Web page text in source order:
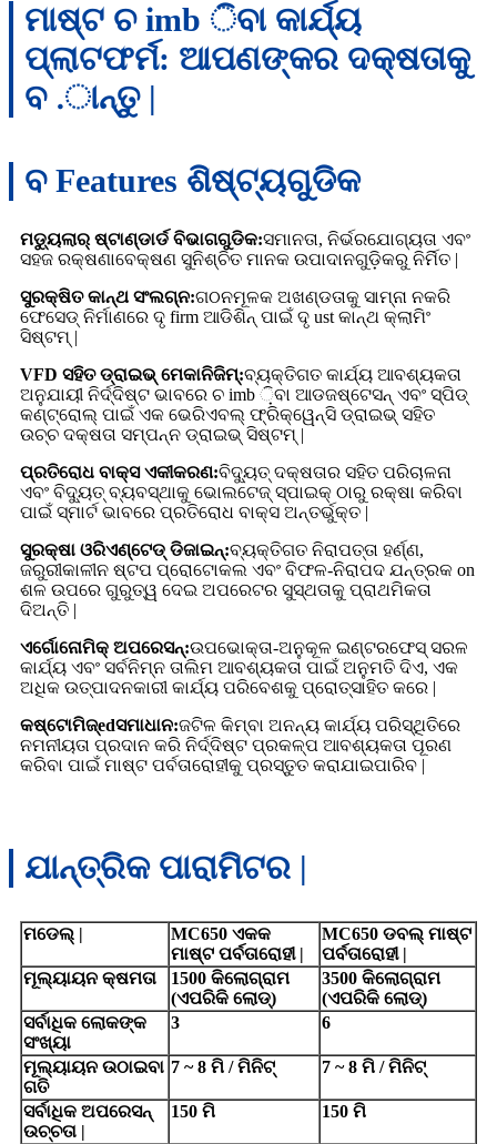
ମାଷ୍ଟ ଚ imb ିବା କାର୍ଯ୍ୟ
ପ୍ଲାଟଫର୍ମ: ଆପଣଙ୍କର ଦକ୍ଷତାକୁ
ବ .ାନ୍ତୁ |
ବ Features ଶିଷ୍ଟ୍ୟଗୁଡିକ
ମଡ୍ୟୁଲାର୍ ଷ୍ଟାଣ୍ଡାର୍ଡ ବିଭାଗଗୁଡିକ:ସମାନତା, ନିର୍ଭରଯୋଗ୍ୟତା ଏବଂ
ସହଜ ରକ୍ଷଣାବେକ୍ଷଣ ସୁନିଶ୍ଚିତ ମାନକ ଉପାଦାନଗୁଡ଼ିକରୁ ନିର୍ମିତ |
ସୁରକ୍ଷିତ କାନ୍ଥ ସଂଲଗ୍ନ:ଗଠନମୂଳକ ଅଖଣ୍ଡତାକୁ ସାମ୍ନା ନକରି
ଫେସେଡ୍ ନିର୍ମାଣରେ ଦୃ firm ଆଡିଶିନ୍ ପାଇଁ ଦୃ ust କାନ୍ଥ କ୍ଲାମିଂ
ସିଷ୍ଟମ୍ |
VFD ସହିତ ଡ୍ରାଇଭ୍ ମେକାନିଜିମ୍:ବ୍ୟକ୍ତିଗତ କାର୍ଯ୍ୟ ଆବଶ୍ୟକତା
ଅନୁଯାୟୀ ନିର୍ଦ୍ଦିଷ୍ଟ ଭାବରେ ଚ imb ଼ିବା ଆଡଜଷ୍ଟେସନ୍ ଏବଂ ସ୍ପିଡ୍
କଣ୍ଟ୍ରୋଲ୍ ପାଇଁ ଏକ ଭେରିଏବଲ୍ ଫ୍ରିକ୍ୱେନ୍ସି ଡ୍ରାଇଭ୍ ସହିତ
ଉଚ୍ଚ ଦକ୍ଷତା ସମ୍ପନ୍ନ ଡ୍ରାଇଭ୍ ସିଷ୍ଟମ୍ |
ପ୍ରତିରୋଧ ବାକ୍ସ ଏକୀକରଣ:ବିଦ୍ୟୁତ୍ ଦକ୍ଷତାର ସହିତ ପରିଚାଳନା
ଏବଂ ବିଦ୍ୟୁତ୍ ବ୍ୟବସ୍ଥାକୁ ଭୋଲଟେଜ୍ ସ୍ପାଇକ୍ ଠାରୁ ରକ୍ଷା କରିବା
ପାଇଁ ସ୍ମାର୍ଟ ଭାବରେ ପ୍ରତିରୋଧ ବାକ୍ସ ଅନ୍ତର୍ଭୁକ୍ତ |
ସୁରକ୍ଷା ଓରିଏଣ୍ଟେଡ୍ ଡିଜାଇନ୍:ବ୍ୟକ୍ତିଗତ ନିରାପତ୍ତା ହର୍ଣ୍ଣ,
ଜରୁରୀକାଳୀନ ଷ୍ଟପ ପ୍ରୋଟୋକଲ ଏବଂ ବିଫଳ-ନିରାପଦ ଯନ୍ତ୍ରକ on
ଶଳ ଉପରେ ଗୁରୁତ୍ୱ ଦେଇ ଅପରେଟର ସୁସ୍ଥତାକୁ ପ୍ରାଥମିକତା
ଦିଅନ୍ତି |
ଏର୍ଗୋନୋମିକ୍ ଅପରେସନ୍:ଉପଭୋକ୍ତା-ଅନୁକୂଳ ଇଣ୍ଟରଫେସ୍ ସରଳ
କାର୍ଯ୍ୟ ଏବଂ ସର୍ବନିମ୍ନ ତାଲିମ ଆବଶ୍ୟକତା ପାଇଁ ଅନୁମତି ଦିଏ, ଏକ
ଅଧିକ ଉତ୍ପାଦନକାରୀ କାର୍ଯ୍ୟ ପରିବେଶକୁ ପ୍ରୋତ୍ସାହିତ କରେ |
କଷ୍ଟୋମିଜ୍edସମାଧାନ:ଜଟିଳ କିମ୍ବା ଅନନ୍ୟ କାର୍ଯ୍ୟ ପରିସ୍ଥିତିରେ
ନମନୀୟତା ପ୍ରଦାନ କରି ନିର୍ଦ୍ଦିଷ୍ଟ ପ୍ରକଳ୍ପ ଆବଶ୍ୟକତା ପୂରଣ
କରିବା ପାଇଁ ମାଷ୍ଟ ପର୍ବତାରୋହୀକୁ ପ୍ରସ୍ତୁତ କରାଯାଇପାରିବ |
ଯାନ୍ତ୍ରିକ ପାରାମିଟର |
ମଡେଲ୍ |
MC650 ଏକକ
ମାଷ୍ଟ ପର୍ବତାରୋହୀ |
MC650 ଡବଲ୍ ମାଷ୍ଟ
ପର୍ବତାରୋହୀ |
ମୂଲ୍ୟାୟନ କ୍ଷମତା
1500 କିଲୋଗ୍ରାମ
(ଏପରିକି ଲୋଡ୍)
3500 କିଲୋଗ୍ରାମ
(ଏପରିକି ଲୋଡ୍)
ସର୍ବାଧିକ ଲୋକଙ୍କ
ସଂଖ୍ୟା
3 6
ମୂଲ୍ୟାୟନ ଉଠାଇବା
ଗତି
7 ~ 8 ମି / ମିନିଟ୍ 7 ~ 8 ମି / ମିନିଟ୍
ସର୍ବାଧିକ ଅପରେସନ୍
ଉଚ୍ଚତା |
150 ମି 150 ମି